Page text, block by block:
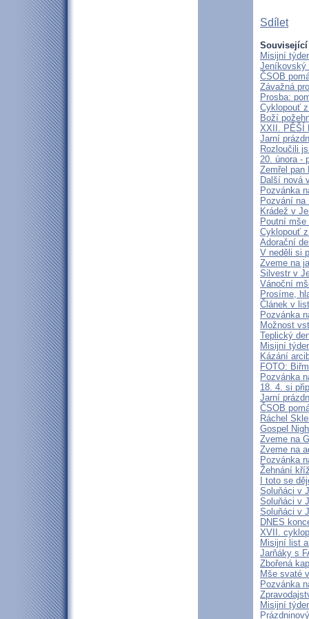
Sdílet
Misijní
Jeníkovský
ČSOB
Závažná
Prosba:
Cyklopouť
Boží
XXII. PĚŠÍ
Jarní
Rozloučili
20. února -
Zemřel
Další nová
Pozvánka
Pozvání
Krádež v
Poutní
Cyklopouť
Adorační
V neděli si
Zveme na
Silvestr v
Vánoční
Prosíme,
Článek v
Pozvánka
Možnost
Teplický
Misijní
Kázání
FOTO:
Pozvánka
18. 4. si
Jarní
ČSOB
Ráchel
Gospel
Zveme na
Zveme na
Pozvánka
Žehnání
I toto se
Soluňáci v
Soluňáci v
Soluňáci v
DNES
XVII.
Misijní list
Jarňáky s
Zbořená
Mše svaté
Pozvánka
Misijní